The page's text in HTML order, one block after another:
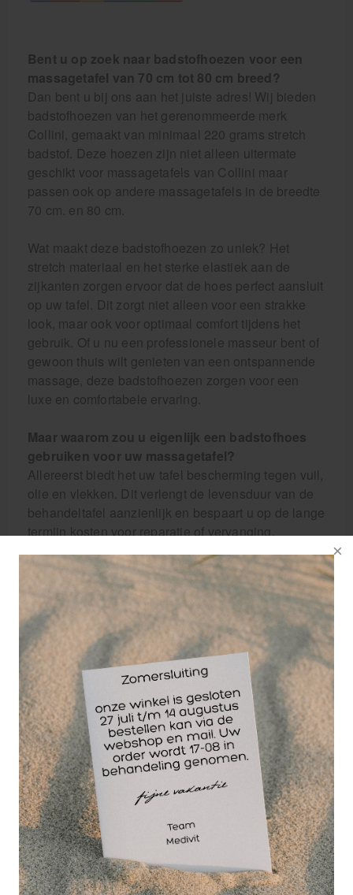
Bent u op zoek naar badstofhoezen voor een
massagetafel van 70 cm tot 80 cm breed?
Dan bent u bij ons aan het juiste adres! Wij bieden
badstofhoezen van het gerenommeerde merk
Collini, gemaakt van minimaal 220 grams stretch
badstof. Deze hoezen zijn niet alleen uitermate
geschikt voor massagetafels van Collini maar
passen ook op andere massagetafels in de breedte
70 cm. en 80 cm.
Wat maakt deze badstofhoezen zo uniek? Het
stretch materiaal en het sterke elastiek aan de
zijkanten zorgen ervoor dat de hoes perfect aansluit
op uw tafel. Dit zorgt niet alleen voor een strakke
look, maar ook voor optimaal comfort tijdens het
gebruik. Of u nu een professionele masseur bent of
gewoon thuis wilt genieten van een ontspannende
massage, deze badstofhoezen zorgen voor een
luxe en comfortabele ervaring.
Maar waarom zou u eigenlijk een badstofhoes
gebruiken voor uw massagetafel?
Allereerst biedt het uw tafel bescherming tegen vuil,
olie en vlekken. Dit verlengt de levensduur van de
behandeltafel aanzienlijk en bespaart u op de lange
termijn kosten voor reparatie of vervanging.
Daarnaast zorgt de badstofhoes voor een
hygiënische omgeving, omdat deze gemakkelijk te
wassen is. U kunt de hoes eenvoudig verwijderen
en reinigen na elke behandeling, waardoor een
optimale hygiëne gewaarborgd blijft.
Het gebruik van een badstofhoes is ook zeer
comfortabel voor uw cliënten. De zachte en
ademende badstof voelt prettig aan op de huid en
zorgt voor een aangename massage-ervaring.
Bovendien absorbeert de badstof eventueel
aanwezig vocht, waardoor uw tafel altijd droog en
fris blijft. Dit draagt bij aan de professionele
uitstraling van uw praktijk.
Bent u klaar om uw massagetafel naar een hoger
niveau te tillen met onze luxe badstofhoes van
Collini? Plaats uw bestelling nu en ervaar het zelf!